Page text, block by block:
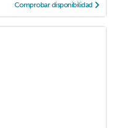
Comprobar disponibilidad